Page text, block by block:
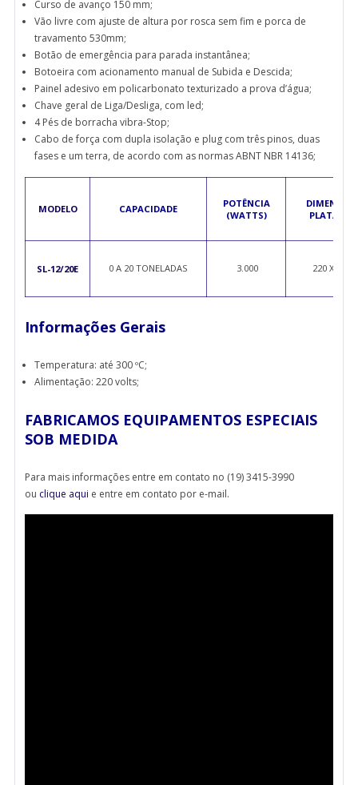
Curso de avanço 150 mm;
Vão livre com ajuste de altura por rosca sem fim e porca de
travamento 530mm;
Botão de emergência para parada instantânea;
Botoeira com acionamento manual de Subida e Descida;
Painel adesivo em policarbonato texturizado a prova d’água;
Chave geral de Liga/Desliga, com led;
4 Pés de borracha vibra-Stop;
Cabo de força com dupla isolação e plug com três pinos, duas
fases e um terra, de acordo com as normas ABNT NBR 14136;
MODELO CAPACIDADE
POTÊNCIA
(WATTS)
SL-12/20E 0 A 20 TONELADAS 3.000 220 X 220
Informações Gerais
Temperatura: até 300 ºC;
Alimentação: 220 volts;
FABRICAMOS EQUIPAMENTOS ESPECIAIS
SOB MEDIDA
Para mais informações entre em contato no (19) 3415-3990
ou clique aqui e entre em contato por e-mail.